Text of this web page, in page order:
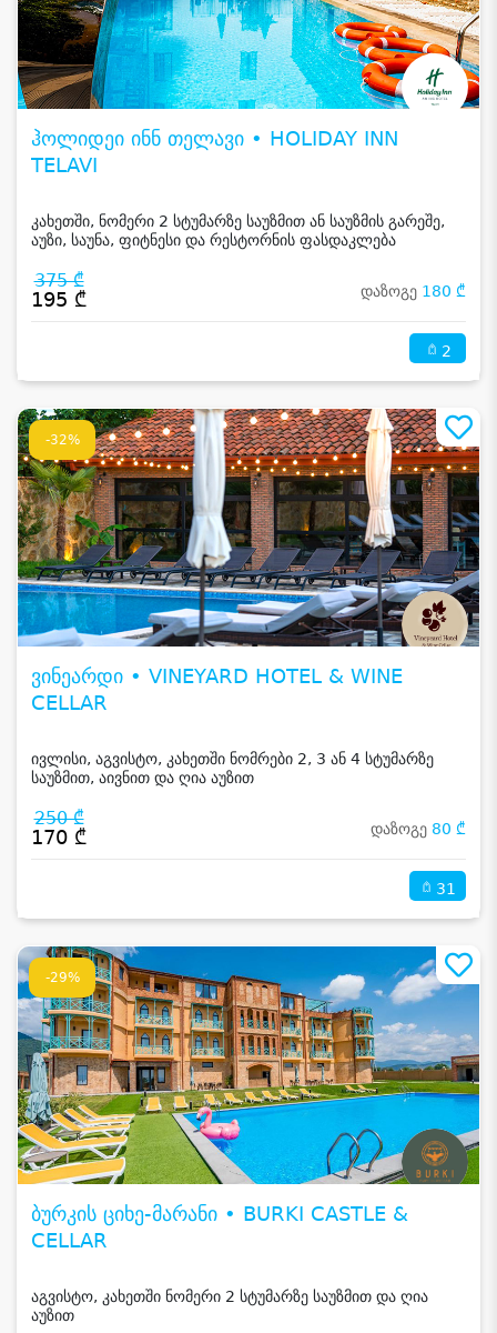
ჰოლიდეი ინნ თელავი • HOLIDAY INN
TELAVI
კახეთში, ნომერი 2 სტუმარზე საუზმით ან საუზმის გარეშე,
აუზი, საუნა, ფიტნესი და რესტორნის ფასდაკლება
375 ₾
195 ₾ დაზოგე 180 ₾
2
-32%
ვინეარდი • VINEYARD HOTEL & WINE
CELLAR
ივლისი, აგვისტო, კახეთში ნომრები 2, 3 ან 4 სტუმარზე
საუზმით, აივნით და ღია აუზით
250 ₾
170 ₾ დაზოგე 80 ₾
31
-29%
ბურკის ციხე-მარანი • BURKI CASTLE &
CELLAR
აგვისტო, კახეთში ნომერი 2 სტუმარზე საუზმით და ღია
აუზით